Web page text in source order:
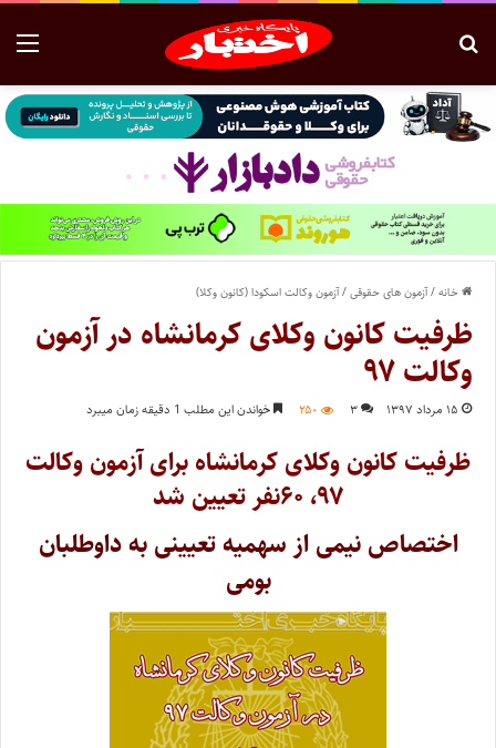
خانه/آزمون های حقوقی/آزمون وکالت اسکودا (کانون وکلا)
ظرفیت کانون وکلای کرمانشاه در آزمون
وکالت ۹۷
۱۵ مرداد ۱۳۹۷ ۳ ۲۵۰ خواندن این مطلب 1 دقیقه زمان میبرد
ظرفیت کانون وکلای کرمانشاه برای آزمون وکالت
۹۷، ۶۰نفر تعیین شد
اختصاص نیمی از سهمیه تعیینی به داوطلبان
بومی